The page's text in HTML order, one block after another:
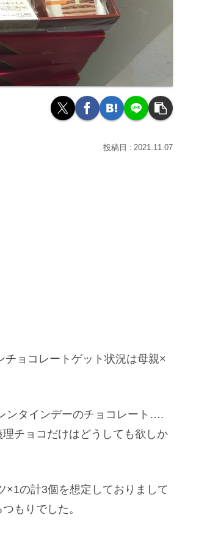
2021.11.07
ョコレートゲット状況は母親×
ンタインデーのチョコレート….
チョコだけはどうしても欲しか
×1の計3個を想定しておりまして
もりでした。